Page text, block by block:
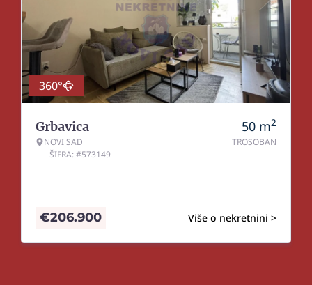
360°
Grbavica
NOVI SAD
ŠIFRA: #573149
50 m2
TROSOBAN
Više o nekretnini >
€206.900